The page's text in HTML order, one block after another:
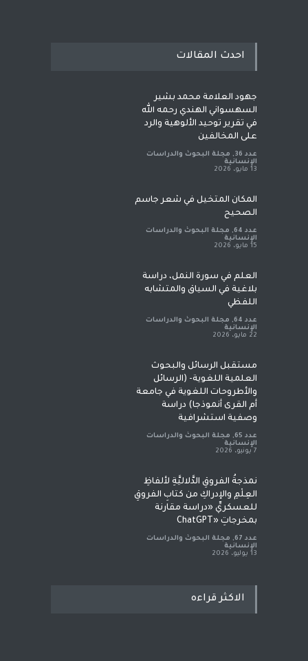
احدث المقالات
جهود العلامة محمد بشير
السهسواني الهندي رحمه الله
في تقرير توحيد الألوهية والرد
على المخالفين
عدد 36 , مجلة البحوث والدراسات
الإنسانية
13 مايو، 2026
المكان المتخيل في شعر جاسم
الصحيح
عدد 64 , مجلة البحوث والدراسات
الإنسانية
15 مايو، 2026
العلم في سورة النمل، دراسة
بلاغية في السياق والمتشابه
اللفظي
عدد 64 , مجلة البحوث والدراسات
الإنسانية
22 مايو، 2026
مستقبل الرسائل والبحوث
العلمية اللغوية- (الرسائل
والأطروحات اللغوية في جامعة
أم القرى أنموذجا) دراسة
وصفية استشرافية
عدد 65 , مجلة البحوث والدراسات
الإنسانية
7 يونيو، 2026
نمذجةُ الفروقِ الدَّلاليَّةِ لألفاظِ
العِلْمِ والإدراكِ من كتابِ الفروقِ
للعسكريِّ «دراسة مقارنة
بمخرجاتِ «ChatGPT
عدد 67 , مجلة البحوث والدراسات
الإنسانية
13 يوليو، 2026
الاكثر قراءه